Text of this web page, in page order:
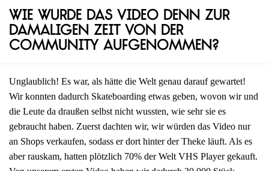
Wie wurde das Video denn zur
damaligen Zeit von der
Community aufgenommen?
Unglaublich! Es war, als hätte die Welt genau darauf gewartet!
Wir konnten dadurch Skateboarding etwas geben, wovon wir und
die Leute da draußen selbst nicht wussten, wie sehr sie es
gebraucht haben. Zuerst dachten wir, wir würden das Video nur
an Shops verkaufen, sodass er dort hinter der Theke läuft. Als es
aber rauskam, hatten plötzlich 70% der Welt VHS Player gekauft.